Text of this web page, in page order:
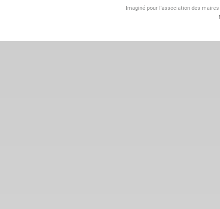
Imaginé pour l'association des